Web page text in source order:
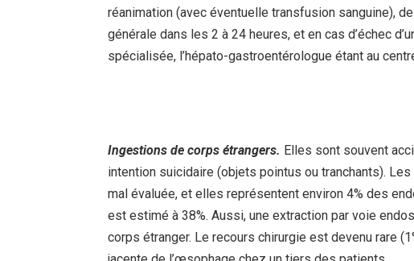
réanimation (avec éventuelle transfusion sanguine),
générale dans les 2 à 24 heures, et en cas d’échec
spécialisée, l’hépato-gastroentérologue étant au
Ingestions de corps étrangers. Elles sont souvent
intention suicidaire (objets pointus ou tranchants).
mal évaluée, et elles représentent environ 4% des
est estimé à 38%. Aussi, une extraction par voie
corps étranger. Le recours chirurgie est devenu rare